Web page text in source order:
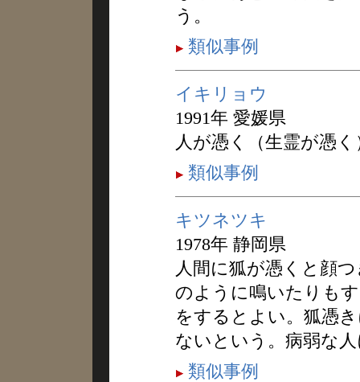
う。
類似事例
イキリョウ
1991年 愛媛県
人が憑く（生霊が憑
類似事例
キツネツキ
1978年 静岡県
人間に狐が憑くと顔
のように鳴いたりも
をするとよい。狐憑
ないという。病弱な
類似事例